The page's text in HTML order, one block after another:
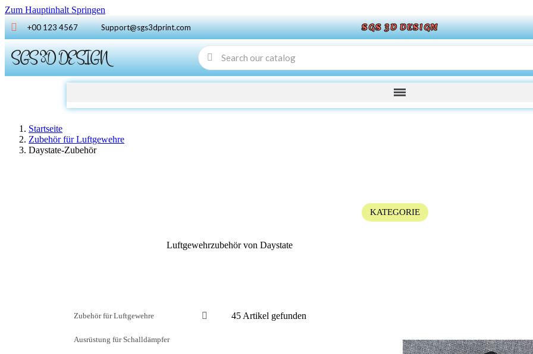
Zum Hauptinhalt Springen
+00 123 4567 Support@sgs3dprint.com SGS 3D DESIGN
SGS 3D DESIGN
Startseite
Zubehör für Luftgewehre
Daystate-Zubehör
KATEGORIE
Luftgewehrzubehör von Daystate
Zubehör für Luftgewehre
Ausrüstung für Schalldämpfer
45 Artikel gefunden